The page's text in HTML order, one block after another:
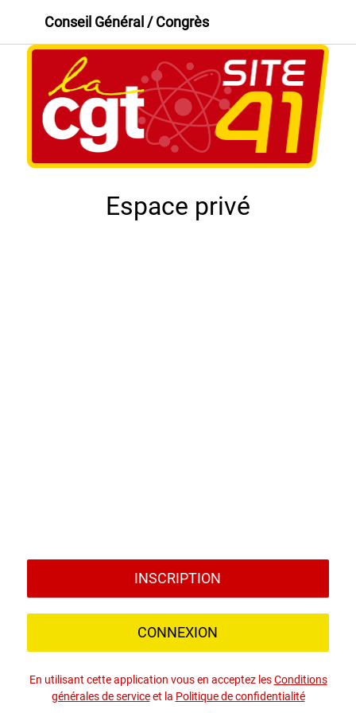
Conseil Général / Congrès
Espace privé
INSCRIPTION
CONNEXION
En utilisant cette application vous en acceptez lesConditions
générales de serviceet la Politique de confidentialité